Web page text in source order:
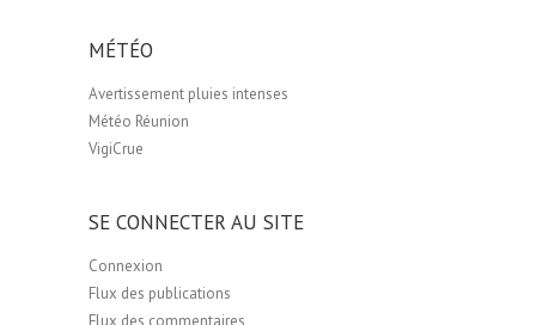
MÉTÉO
Avertissement pluies intenses
Météo Réunion
VigiCrue
SE CONNECTER AU SITE
Connexion
Flux des publications
Flux des commentaires